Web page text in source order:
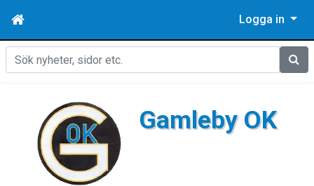
Logga in
Sök
Gamleby OK